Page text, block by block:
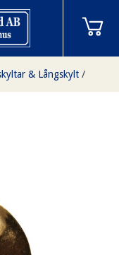
& Långskylt /